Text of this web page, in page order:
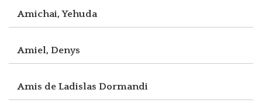
Amichai, Yehuda
Amiel, Denys
Amis de Ladislas Dormandi